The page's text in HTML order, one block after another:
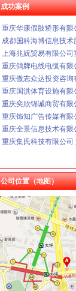
成功案例
重庆盛旗投资咨询有限
重庆华康假肢矫形有限
成都国科海博信息技术
上海兆妩贸易有限公
重庆鸽牌电线电缆有限
重庆傲志众达投资咨询
重庆国洪体育设施有限
重庆奕欣锦诚商贸有限
重庆饰知广告传媒有限
重庆全景信息技术有限
重庆集氏科技有限公司
重庆盛旗投资咨询有限
重庆华康假肢矫形有限
成都国科海博信息技术
上海兆妩贸易有限公司
公司位置（地图）
渝中区临江门
请问下重庆渝中区临江
渝中区临江门印印字牌
重庆渝中区临江门商圈